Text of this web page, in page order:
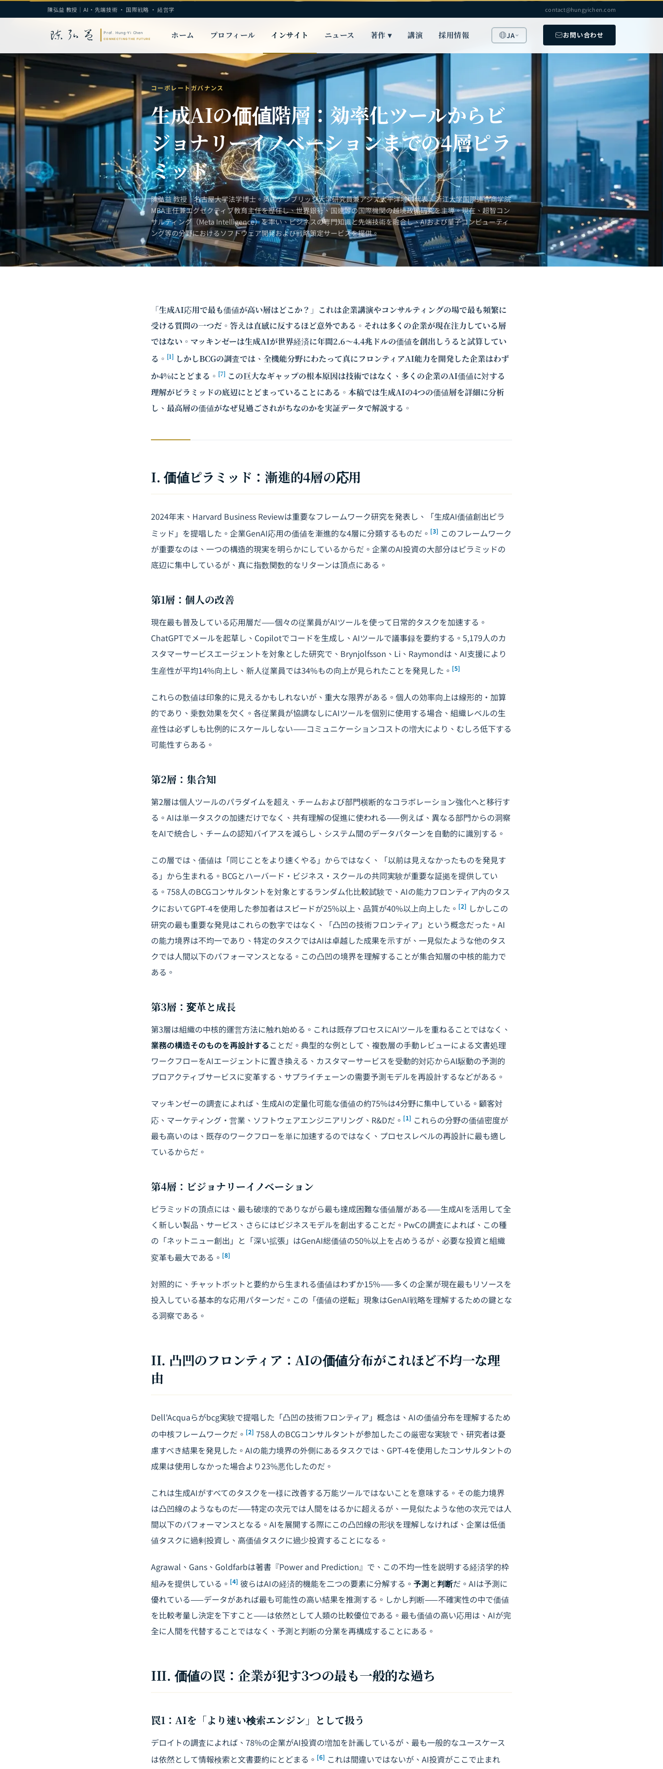
陳弘益 教授｜AI・先端技術 · 国際戦略 · 経営学 contact@hungyichen.com
ホーム プロフィール インサイト ニュース 著作 ▾ 講演 採用情報 JA お問い合わせ
コーポレートガバナンス
生成AIの価値階層：効率化ツールからビ
ジョナリーイノベーションまでの4層ピラ
ミッド
陳弘益 教授｜名古屋大学法学博士。英国ケンブリッジ大学研究員兼アジア太平洋地域代表、浙江大学国際連合商学院
MBA主任兼エグゼクティブ教育主任を歴任し、世界銀行、国連等の国際機関の越境政策研究を主導。現在、超智コン
サルティング（Meta Intelligence）を率い、ビジネスの専門知識と先端技術を融合し、AIおよび量子コンピューティ
ング等の分野におけるソフトウェア開発および戦略策定サービスを提供。
「生成AI応用で最も価値が高い層はどこか？」これは企業講演やコンサルティングの場で最も頻繁に
受ける質問の一つだ。答えは直感に反するほど意外である。それは多くの企業が現在注力している層
ではない。マッキンゼーは生成AIが世界経済に年間2.6〜4.4兆ドルの価値を創出しうると試算してい
る。 [1] しかしBCGの調査では、全機能分野にわたって真にフロンティアAI能力を開発した企業はわず
か4%にとどまる。 [7] この巨大なギャップの根本原因は技術ではなく、多くの企業のAI価値に対する
理解がピラミッドの底辺にとどまっていることにある。本稿では生成AIの4つの価値層を詳細に分析
し、最高層の価値がなぜ見過ごされがちなのかを実証データで解説する。
I. 価値ピラミッド：漸進的4層の応用
2024年末、Harvard Business Reviewは重要なフレームワーク研究を発表し、「生成AI価値創出ピラ
ミッド」を提唱した。企業GenAI応用の価値を漸進的な4層に分類するものだ。 [3] このフレームワーク
が重要なのは、一つの構造的現実を明らかにしているからだ。企業のAI投資の大部分はピラミッドの
底辺に集中しているが、真に指数関数的なリターンは頂点にある。
第1層：個人の改善
現在最も普及している応用層だ——個々の従業員がAIツールを使って日常的タスクを加速する。
ChatGPTでメールを起草し、Copilotでコードを生成し、AIツールで議事録を要約する。5,179人のカ
スタマーサービスエージェントを対象とした研究で、Brynjolfsson、Li、Raymondは、AI支援により
生産性が平均14%向上し、新人従業員では34%もの向上が見られたことを発見した。 [5]
これらの数値は印象的に見えるかもしれないが、重大な限界がある。個人の効率向上は線形的・加算
的であり、乗数効果を欠く。各従業員が協調なしにAIツールを個別に使用する場合、組織レベルの生
産性は必ずしも比例的にスケールしない——コミュニケーションコストの増大により、むしろ低下する
可能性すらある。
第2層：集合知
第2層は個人ツールのパラダイムを超え、チームおよび部門横断的なコラボレーション強化へと移行す
る。AIは単一タスクの加速だけでなく、共有理解の促進に使われる——例えば、異なる部門からの洞察
をAIで統合し、チームの認知バイアスを減らし、システム間のデータパターンを自動的に識別する。
この層では、価値は「同じことをより速くやる」からではなく、「以前は見えなかったものを発見す
る」から生まれる。BCGとハーバード・ビジネス・スクールの共同実験が重要な証拠を提供してい
る。758人のBCGコンサルタントを対象とするランダム化比較試験で、AIの能力フロンティア内のタス
クにおいてGPT-4を使用した参加者はスピードが25%以上、品質が40%以上向上した。 [2] しかしこの
研究の最も重要な発見はこれらの数字ではなく、「凸凹の技術フロンティア」という概念だった。AI
の能力境界は不均一であり、特定のタスクではAIは卓越した成果を示すが、一見似たような他のタス
クでは人間以下のパフォーマンスとなる。この凸凹の境界を理解することが集合知層の中核的能力で
ある。
第3層：変革と成長
第3層は組織の中核的運営方法に触れ始める。これは既存プロセスにAIツールを重ねることではなく、
業務の構造そのものを再設計することだ。典型的な例として、複数層の手動レビューによる文書処理
ワークフローをAIエージェントに置き換える、カスタマーサービスを受動的対応からAI駆動の予測的
プロアクティブサービスに変革する、サプライチェーンの需要予測モデルを再設計するなどがある。
マッキンゼーの調査によれば、生成AIの定量化可能な価値の約75%は4分野に集中している。顧客対
応、マーケティング・営業、ソフトウェアエンジニアリング、R&Dだ。 [1] これらの分野の価値密度が
最も高いのは、既存のワークフローを単に加速するのではなく、プロセスレベルの再設計に最も適し
ているからだ。
第4層：ビジョナリーイノベーション
ピラミッドの頂点には、最も破壊的でありながら最も達成困難な価値層がある——生成AIを活用して全
く新しい製品、サービス、さらにはビジネスモデルを創出することだ。PwCの調査によれば、この種
の「ネットニュー創出」と「深い拡張」はGenAI総価値の50%以上を占めうるが、必要な投資と組織
変革も最大である。 [8]
対照的に、チャットボットと要約から生まれる価値はわずか15%——多くの企業が現在最もリソースを
投入している基本的な応用パターンだ。この「価値の逆転」現象はGenAI戦略を理解するための鍵とな
る洞察である。
II. 凸凹のフロンティア：AIの価値分布がこれほど不均一な理
由
Dell'Acquaらがbcg実験で提唱した「凸凹の技術フロンティア」概念は、AIの価値分布を理解するため
の中核フレームワークだ。 [2] 758人のBCGコンサルタントが参加したこの厳密な実験で、研究者は憂
慮すべき結果を発見した。AIの能力境界の外側にあるタスクでは、GPT-4を使用したコンサルタントの
成果は使用しなかった場合より23%悪化したのだ。
これは生成AIがすべてのタスクを一様に改善する万能ツールではないことを意味する。その能力境界
は凸凹線のようなものだ——特定の次元では人間をはるかに超えるが、一見似たような他の次元では人
間以下のパフォーマンスとなる。AIを展開する際にこの凸凹線の形状を理解しなければ、企業は低価
値タスクに過剰投資し、高価値タスクに過少投資することになる。
Agrawal、Gans、Goldfarbは著書『Power and Prediction』で、この不均一性を説明する経済学的枠
組みを提供している。 [4] 彼らはAIの経済的機能を二つの要素に分解する。 予測と判断だ。AIは予測に
優れている——データがあれば最も可能性の高い結果を推測する。しかし判断——不確実性の中で価値
を比較考量し決定を下すこと——は依然として人類の比較優位である。最も価値の高い応用は、AIが完
全に人間を代替することではなく、予測と判断の分業を再構成することにある。
III. 価値の罠：企業が犯す3つの最も一般的な過ち
罠1：AIを「より速い検索エンジン」として扱う
デロイトの調査によれば、78%の企業がAI投資の増加を計画しているが、最も一般的なユースケース
は依然として情報検索と文書要約にとどまる。 [6] これは間違いではないが、AI投資がここで止まれ